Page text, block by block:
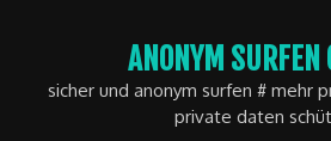
content
ANONYM SURFEN
sicher und anonym surfen # mehr
private daten